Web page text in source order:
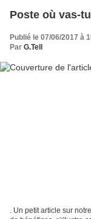
Poste où vas-
Publié le 07/06/2017 à
Par G.Tell
. Un petit article sur